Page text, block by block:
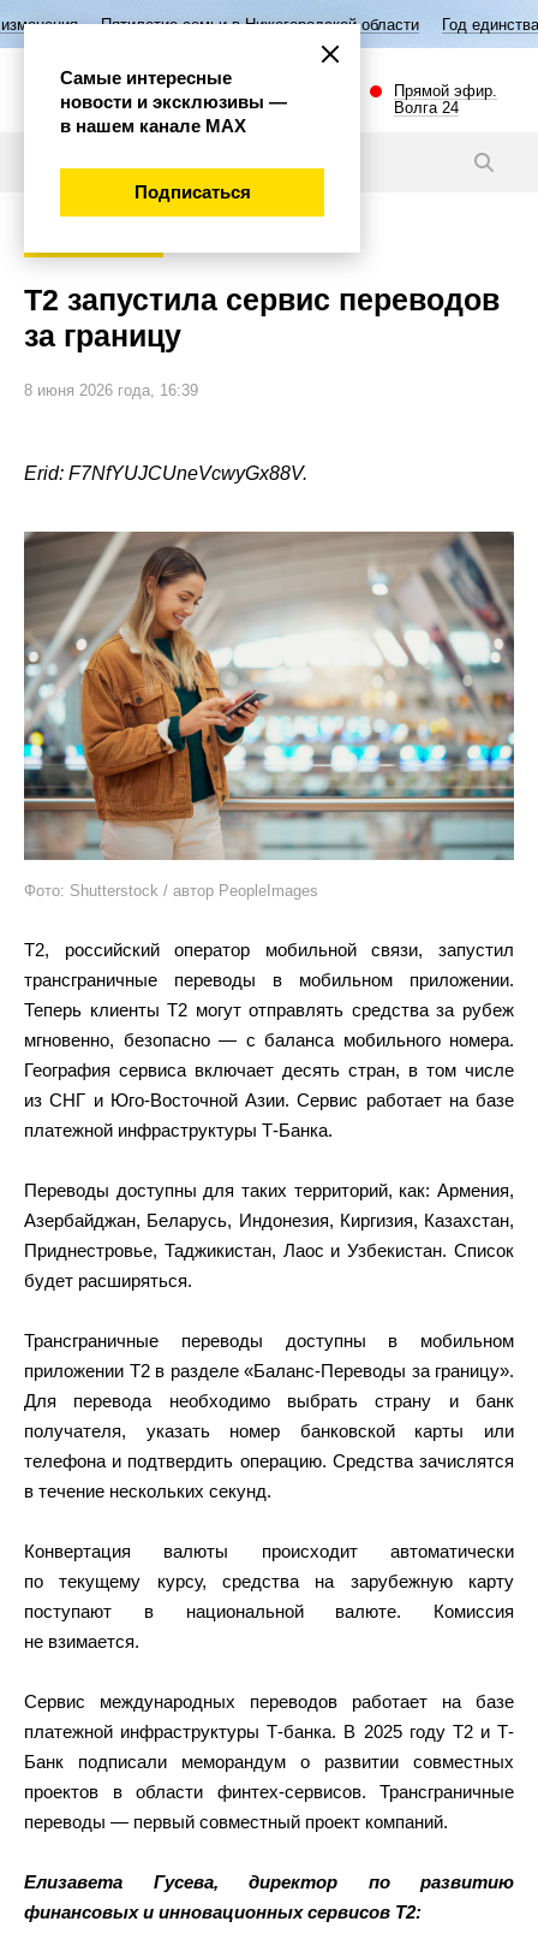
семьи в Нижегородской области Год единства народов
Прямой эфир.
Волга 24
Т2 запустила сервис переводов
за границу
8 июня 2026 года, 16:39
Erid: F7NfYUJCUneVcwyGx88V.
Фото: Shutterstock / автор PeopleImages
Т2, российский оператор мобильной связи, запустил
трансграничные переводы в мобильном приложении.
Теперь клиенты T2 могут отправлять средства за рубеж
мгновенно, безопасно — с баланса мобильного номера.
География сервиса включает десять стран, в том числе
из СНГ и Юго-Восточной Азии. Сервис работает на базе
платежной инфраструктуры Т-Банка.
Переводы доступны для таких территорий, как: Армения,
Азербайджан, Беларусь, Индонезия, Киргизия, Казахстан,
Приднестровье, Таджикистан, Лаос и Узбекистан. Список
будет расширяться.
Трансграничные переводы доступны в мобильном
приложении Т2 в разделе «Баланс-Переводы за границу».
Для перевода необходимо выбрать страну и банк
получателя, указать номер банковской карты или
телефона и подтвердить операцию. Средства зачислятся
в течение нескольких секунд.
Конвертация валюты происходит автоматически
по текущему курсу, средства на зарубежную карту
поступают в национальной валюте. Комиссия
не взимается.
Сервис международных переводов работает на базе
платежной инфраструктуры Т-банка. В 2025 году Т2 и Т-
Банк подписали меморандум о развитии совместных
проектов в области финтех-сервисов. Трансграничные
переводы — первый совместный проект компаний.
Елизавета Гусева, директор по развитию
финансовых и инновационных сервисов Т2:
Самые интересные
новости и эксклюзивы —
в нашем канале МАХ
Подписаться